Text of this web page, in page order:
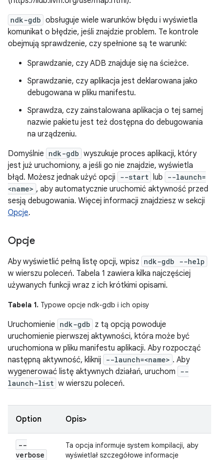
ndk-gdb obsługuje wiele warunków błędu i wyświetla
komunikat o błędzie, jeśli znajdzie problem. Te kontrole
obejmują sprawdzenie, czy spełnione są te warunki:
Sprawdzanie, czy ADB znajduje się na ścieżce.
Sprawdzanie, czy aplikacja jest deklarowana jako
debugowana w pliku manifestu.
Sprawdza, czy zainstalowana aplikacja o tej samej
nazwie pakietu jest też dostępna do debugowania
na urządzeniu.
Domyślnie ndk-gdb wyszukuje proces aplikacji, który
jest już uruchomiony, a jeśli go nie znajdzie, wyświetla
błąd. Możesz jednak użyć opcji
--start lub
--launch=
<name> , aby automatycznie uruchomić aktywność przed
sesją debugowania. Więcej informacji znajdziesz w sekcji
Opcje.
Opcje
Aby wyświetlić pełną listę opcji, wpisz ndk-gdb --help
w wierszu poleceń. Tabela 1 zawiera kilka najczęściej
używanych funkcji wraz z ich krótkimi opisami.
Tabela 1. Typowe opcje ndk-gdb i ich opisy
Uruchomienie ndk-gdb z tą opcją powoduje
uruchomienie pierwszej aktywności, która może być
uruchomiona w pliku manifestu aplikacji. Aby rozpocząć
następną aktywność, kliknij
--launch=<name> . Aby
wygenerować listę aktywnych działań, uruchom
--
launch-list w wierszu poleceń.
Option Opis>
--
verbose
Ta opcja informuje system kompilacji, aby
wyświetlał szczegółowe informacje